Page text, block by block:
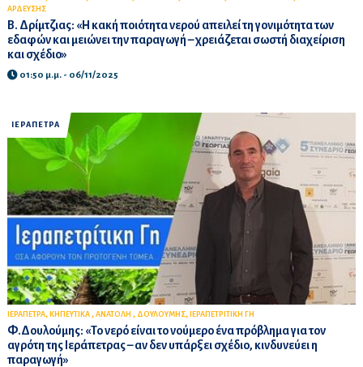
ΑΡΔΕΥΣΗΣ
Β. Δρίμτζιας: «Η κακή ποιότητα νερού απειλεί τη γονιμότητα των
εδαφών και μειώνει την παραγωγή – χρειάζεται σωστή διαχείριση
και σχέδιο»
01:50 μ.μ. - 06/11/2025
ΙΕΡΑΠΕΤΡΑ
ΙΕΡΑΠΕΤΡΑ, ΚΗΠΕΥΤΙΚΑ , ΑΝΑΤΟΛΗ , ΔΟΥΛΟΥΜΗΣ, ΙΕΡΑΠΕΤΡΙΤΙΚΗ ΓΗ
Φ.Δουλούμης: «Το νερό είναι το νούμερο ένα πρόβλημα για τον
αγρότη της Ιεράπετρας – αν δεν υπάρξει σχέδιο, κινδυνεύει η
παραγωγή»